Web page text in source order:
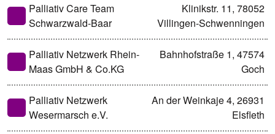
Palliativ Care Team
Schwarzwald-Baar
Klinikstr. 11, 78052
Villingen-Schwenningen
Palliativ Netzwerk Rhein-
Maas GmbH & Co.KG
Bahnhofstraße 1, 47574
Goch
Palliativ Netzwerk
Wesermarsch e.V.
An der Weinkaje 4, 26931
Elsfleth